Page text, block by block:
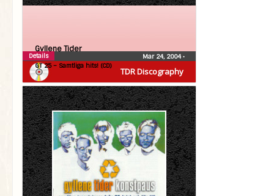
TDR Discography
Gyllene Tider
GT 25 – Samtliga hits! (CD)
Mar 24, 2004•
Details